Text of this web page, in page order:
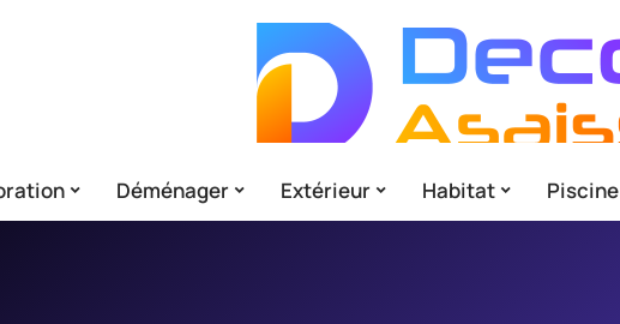
Déménager Extérieur Habitat Piscine